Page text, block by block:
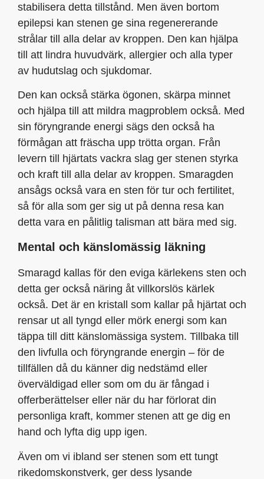
stabilisera detta tillstånd. Men även bortom
epilepsi kan stenen ge sina regenererande
strålar till alla delar av kroppen. Den kan hjälpa
till att lindra huvudvärk, allergier och alla typer
av hudutslag och sjukdomar.
Den kan också stärka ögonen, skärpa minnet
och hjälpa till att mildra magproblem också. Med
sin föryngrande energi sägs den också ha
förmågan att fräscha upp trötta organ. Från
levern till hjärtats vackra slag ger stenen styrka
och kraft till alla delar av kroppen. Smaragden
ansågs också vara en sten för tur och fertilitet,
så för alla som ger sig ut på denna resa kan
detta vara en pålitlig talisman att bära med sig.
Mental och känslomässig läkning
Smaragd kallas för den eviga kärlekens sten och
detta ger också näring åt villkorslös kärlek
också. Det är en kristall som kallar på hjärtat och
rensar ut all tyngd eller mörk energi som kan
täppa till ditt känslomässiga system. Tillbaka till
den livfulla och föryngrande energin – för de
tillfällen då du känner dig nedstämd eller
överväldigad eller som om du är fångad i
offerberättelser eller när du har förlorat din
personliga kraft, kommer stenen att ge dig en
hand och lyfta dig upp igen.
Även om vi ibland ser stenen som ett tungt
rikedomskonstverk, ger dess lysande